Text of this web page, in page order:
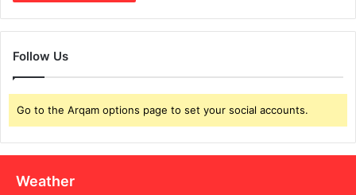
Follow Us
Go to the Arqam options page to set your social accounts.
Weather